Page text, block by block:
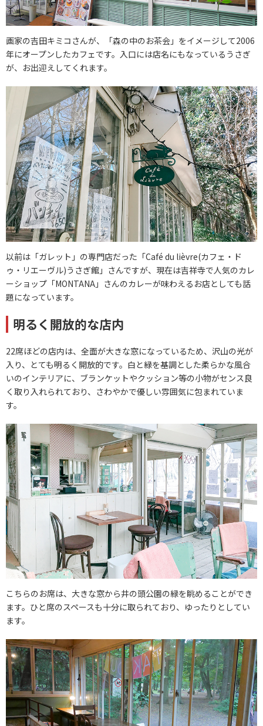
画家の吉田キミコさんが、「森の中のお茶会」をイメージして2006
年にオープンしたカフェです。入口には店名にもなっているうさぎ
が、お出迎えしてくれます。
以前は「ガレット」の専門店だった「Café du lièvre(カフェ・ド
ゥ・リエーヴル)うさぎ館」さんですが、現在は吉祥寺で人気のカレ
ーショップ「MONTANA」さんのカレーが味わえるお店としても話
題になっています。
明るく開放的な店内
22席ほどの店内は、全面が大きな窓になっているため、沢山の光が
入り、とても明るく開放的です。白と緑を基調とした柔らかな風合
いのインテリアに、ブランケットやクッション等の小物がセンス良
く取り入れられており、さわやかで優しい雰囲気に包まれていま
す。
こちらのお席は、大きな窓から井の頭公園の緑を眺めることができ
ます。ひと席のスペースも十分に取られており、ゆったりとしてい
ます。